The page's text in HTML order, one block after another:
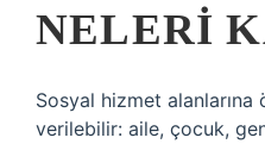
NELERI
Sosyal hizmet
verilebilir: aile, çocuk,